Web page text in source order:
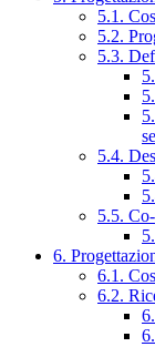
5.1.
5.2.
5.3.
5.4.
5.5.
6.
6.1.
6.2.